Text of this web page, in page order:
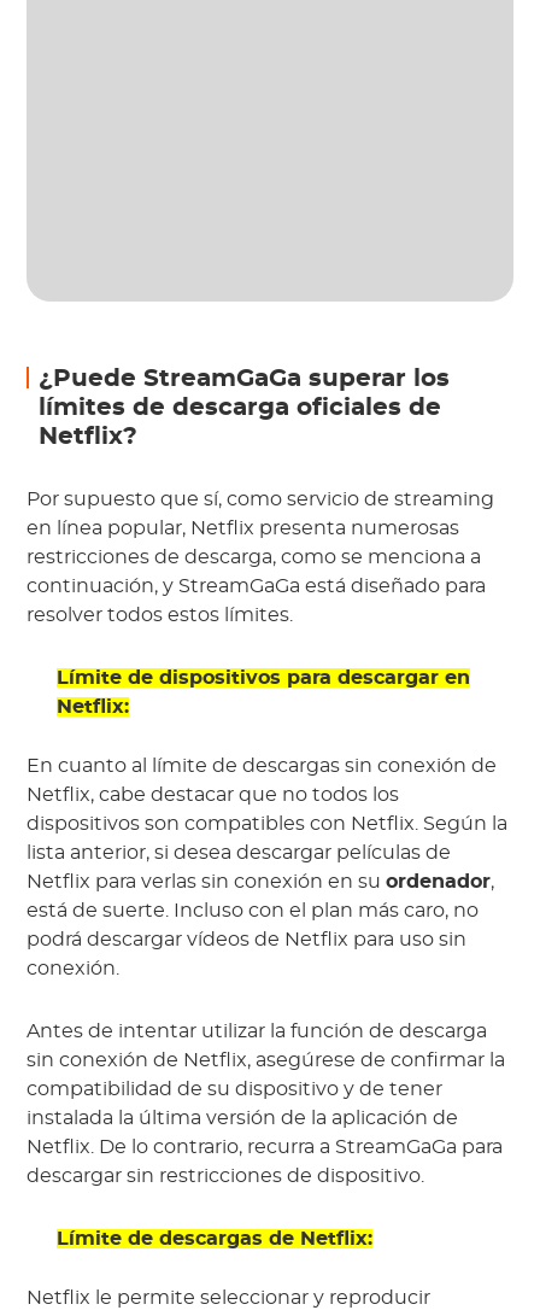
¿Puede StreamGaGa superar los
límites de descarga oficiales de
Netflix?
Por supuesto que sí, como servicio de streaming
en línea popular, Netflix presenta numerosas
restricciones de descarga, como se menciona a
continuación, y StreamGaGa está diseñado para
resolver todos estos límites.
Límite de dispositivos para descargar en
Netflix:
En cuanto al límite de descargas sin conexión de
Netflix, cabe destacar que no todos los
dispositivos son compatibles con Netflix. Según la
lista anterior, si desea descargar películas de
Netflix para verlas sin conexión en suordenador,
está de suerte. Incluso con el plan más caro, no
podrá descargar vídeos de Netflix para uso sin
conexión.
Antes de intentar utilizar la función de descarga
sin conexión de Netflix, asegúrese de confirmar la
compatibilidad de su dispositivo y de tener
instalada la última versión de la aplicación de
Netflix. De lo contrario, recurra a StreamGaGa para
descargar sin restricciones de dispositivo.
Límite de descargas de Netflix:
Netflix le permite seleccionar y reproducir